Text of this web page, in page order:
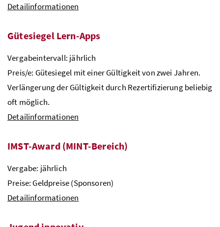
Detailinformationen
Gütesiegel Lern-Apps
Vergabeintervall: jährlich
Preis/e: Gütesiegel mit einer Gültigkeit von zwei Jahren.
Verlängerung der Gültigkeit durch Rezertifizierung beliebig
oft möglich.
Detailinformationen
IMST-Award (MINT-Bereich)
Vergabe: jährlich
Preise: Geldpreise (Sponsoren)
Detailinformationen